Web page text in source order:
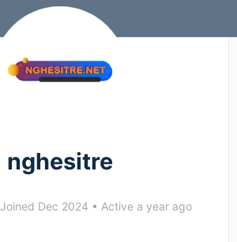
nghesitre
Joined Dec 2024 • Active a year ago